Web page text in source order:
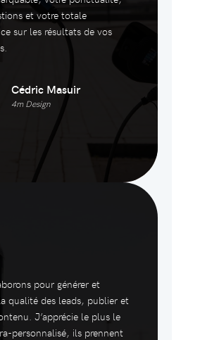
et votre totale
sur les résultats de vos
Cédric Masuir
4m Design
pour générer et
qualité des leads, publier et
J’apprécie le plus le
personnalisé, ils prennent